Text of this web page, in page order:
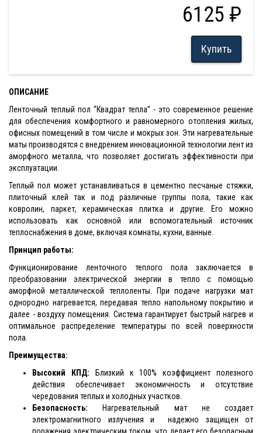
6125 ₽
Купить
ОПИСАНИЕ
Ленточный теплый пол “Квадрат тепла” - это современное решение
для обеспечения комфортного и равномерного отопления жилых,
офисных помещений в том числе и мокрых зон. Эти нагревательные
маты производятся с внедрением инновационной технологии лент из
аморфного металла, что позволяет достигать эффективности при
эксплуатации.
Теплый пол может устанавливаться в цементно песчаные стяжки,
плиточный клей так и под различные группы пола, такие как
ковролин, паркет, керамическая плитка и другие. Его можно
использовать как основной или вспомогательный источник
теплоснабжения в доме, включая комнаты, кухни, ванные.
Принцип работы:
Функционирование ленточного теплого пола заключается в
преобразовании электрической энергии в тепло с помощью
аморфной металлической теплоленты. При подаче нагрузки мат
однородно нагревается, передавая тепло напольному покрытию и
далее - воздуху помещения. Система гарантирует быстрый нагрев и
оптимальное распределение температуры по всей поверхности
пола.
Преимущества:
Высокий КПД:
Близкий к 100% коэффициент полезного
действия обеспечивает экономичность и отсутствие
чередования теплых и холодных участков.
Безопасность: Нагревательный мат не создает
электромагнитного излучения и надежно защищен от